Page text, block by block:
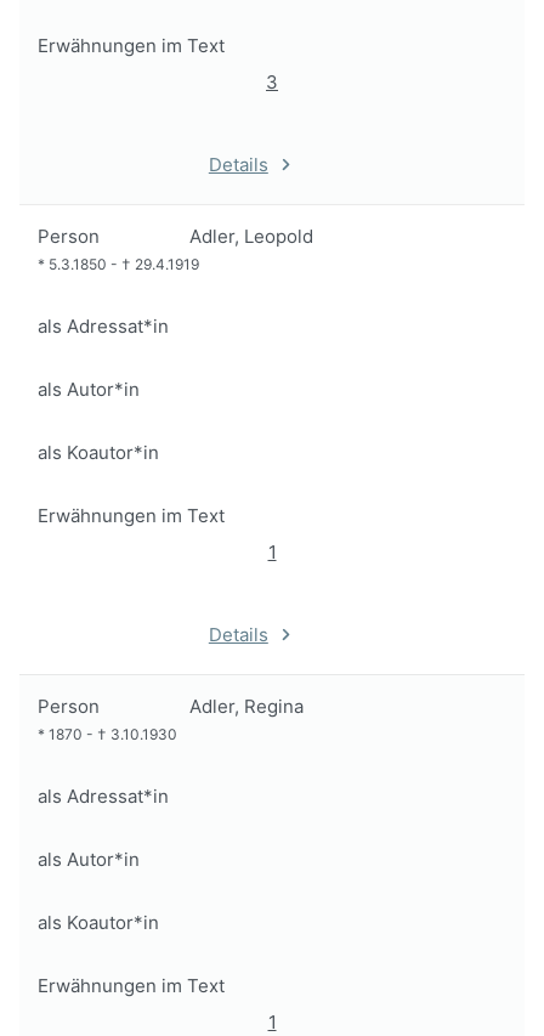
Erwähnungen im Text
3
Details
Person Adler, Leopold
* 5.3.1850 - † 29.4.1919
als Adressat*in
als Autor*in
als Koautor*in
Erwähnungen im Text
1
Details
Person Adler, Regina
* 1870 - † 3.10.1930
als Adressat*in
als Autor*in
als Koautor*in
Erwähnungen im Text
1